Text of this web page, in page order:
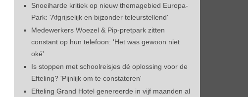
Snoeiharde kritiek op nieuw themagebied Europa-
Park: 'Afgrijselijk en bijzonder teleurstellend'
Medewerkers Woezel & Pip-pretpark zitten
constant op hun telefoon: 'Het was gewoon niet
oké'
Is stoppen met schoolreisjes dé oplossing voor de
Efteling? 'Pijnlijk om te constateren'
Efteling Grand Hotel genereerde in vijf maanden al